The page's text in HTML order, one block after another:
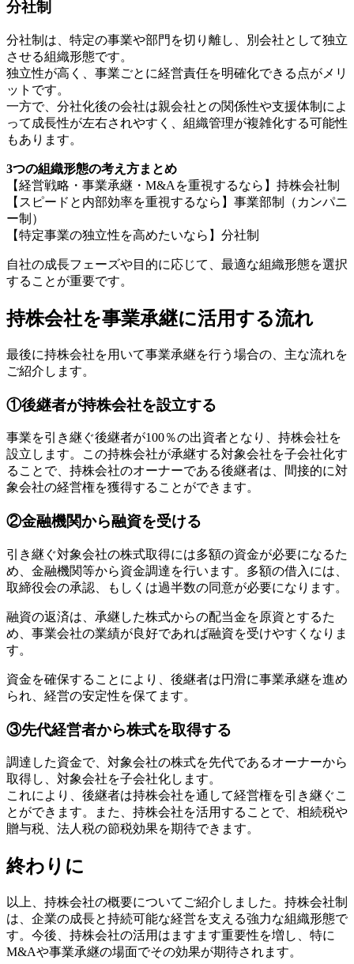
分社制
分社制は、特定の事業や部門を切り離し、別会社として独立
させる組織形態です。
独立性が高く、事業ごとに経営責任を明確化できる点がメリ
ットです。
一方で、分社化後の会社は親会社との関係性や支援体制によ
って成長性が左右されやすく、組織管理が複雑化する可能性
もあります。
3つの組織形態の考え方まとめ
【経営戦略・事業承継・M&Aを重視するなら】持株会社制
【スピードと内部効率を重視するなら】事業部制（カンパニ
ー制）
【特定事業の独立性を高めたいなら】分社制
自社の成長フェーズや目的に応じて、最適な組織形態を選択
することが重要です。
持株会社を事業承継に活用する流れ
最後に持株会社を用いて事業承継を行う場合の、主な流れを
ご紹介します。
①後継者が持株会社を設立する
事業を引き継ぐ後継者が100％の出資者となり、持株会社を
設立します。この持株会社が承継する対象会社を子会社化す
ることで、持株会社のオーナーである後継者は、間接的に対
象会社の経営権を獲得することができます。
②金融機関から融資を受ける
引き継ぐ対象会社の株式取得には多額の資金が必要になるた
め、金融機関等から資金調達を行います。多額の借入には、
取締役会の承認、もしくは過半数の同意が必要になります。
融資の返済は、承継した株式からの配当金を原資とするた
め、事業会社の業績が良好であれば融資を受けやすくなりま
す。
資金を確保することにより、後継者は円滑に事業承継を進め
られ、経営の安定性を保てます。
③先代経営者から株式を取得する
調達した資金で、対象会社の株式を先代であるオーナーから
取得し、対象会社を子会社化します。
これにより、後継者は持株会社を通して経営権を引き継ぐこ
とができます。また、持株会社を活用することで、相続税や
贈与税、法人税の節税効果を期待できます。
終わりに
以上、持株会社の概要についてご紹介しました。持株会社制
は、企業の成長と持続可能な経営を支える強力な組織形態で
す。今後、持株会社の活用はますます重要性を増し、特に
M&Aや事業承継の場面でその効果が期待されます。